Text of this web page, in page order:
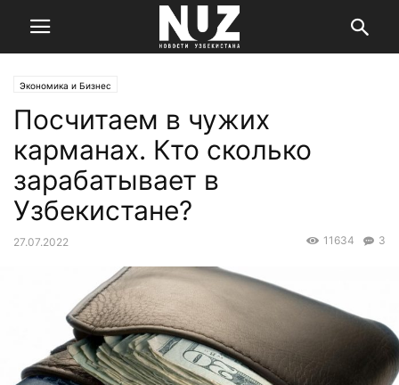
Экономика и Бизнес
Посчитаем в чужих
карманах. Кто сколько
зарабатывает в
Узбекистане?
27.07.2022 3
11634